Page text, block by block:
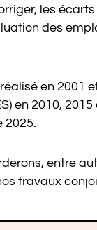
les
des
en
en 2010,
2025.
entre
travaux